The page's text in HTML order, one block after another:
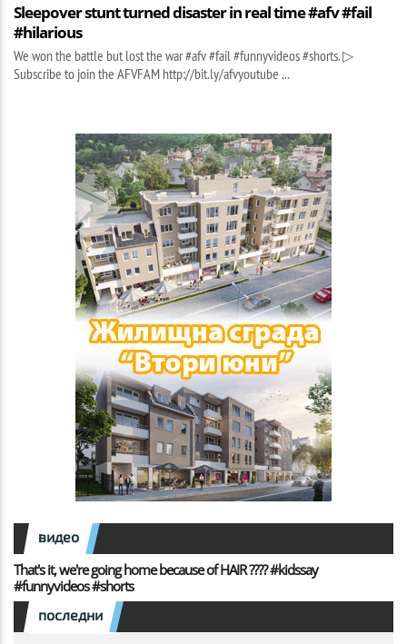
Sleepover stunt turned disaster in real time #afv #fail
#hilarious
We won the battle but lost the war #afv #fail #funnyvideos #shorts. ▷
Subscribe to join the AFVFAM http://bit.ly/afvyoutube ...
видео
That's it, we're going home because of HAIR ???? #kidssay
#funnyvideos #shorts
последни